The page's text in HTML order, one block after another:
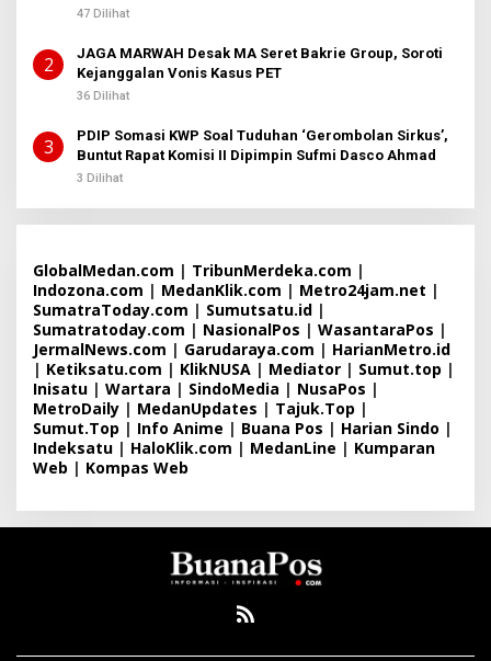
I
T
Sembiring
47 Dilihat
2
JAGA MARWAH Desak MA Seret Bakrie Group, Soroti
Kejanggalan Vonis Kasus PET
36 Dilihat
3
PDIP Somasi KWP Soal Tuduhan ‘Gerombolan Sirkus’,
Buntut Rapat Komisi II Dipimpin Sufmi Dasco Ahmad
3 Dilihat
GlobalMedan.com | TribunMerdeka.com |
Indozona.com | MedanKlik.com | Metro24jam.net |
SumatraToday.com | Sumutsatu.id |
Sumatratoday.com | NasionalPos | WasantaraPos |
JermalNews.com | Garudaraya.com | HarianMetro.id
| Ketiksatu.com | KlikNUSA | Mediator | Sumut.top |
Inisatu | Wartara | SindoMedia | NusaPos |
MetroDaily | MedanUpdates | Tajuk.Top |
Sumut.Top | Info Anime | Buana Pos | Harian Sindo |
Indeksatu | HaloKlik.com | MedanLine | Kumparan
Web | Kompas Web